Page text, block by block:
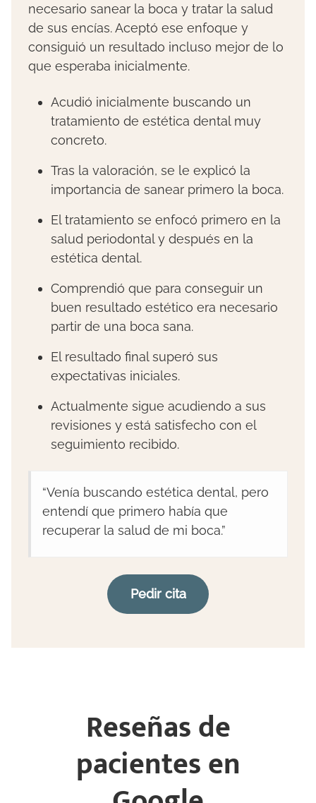
necesario sanear la boca y tratar la salud
de sus encías. Aceptó ese enfoque y
consiguió un resultado incluso mejor de lo
que esperaba inicialmente.
Acudió inicialmente buscando un
tratamiento de estética dental muy
concreto.
Tras la valoración, se le explicó la
importancia de sanear primero la boca.
El tratamiento se enfocó primero en la
salud periodontal y después en la
estética dental.
Comprendió que para conseguir un
buen resultado estético era necesario
partir de una boca sana.
El resultado final superó sus
expectativas iniciales.
Actualmente sigue acudiendo a sus
revisiones y está satisfecho con el
seguimiento recibido.
“Venía buscando estética dental, pero
entendí que primero había que
recuperar la salud de mi boca.”
Pedir cita
Reseñas de
pacientes en